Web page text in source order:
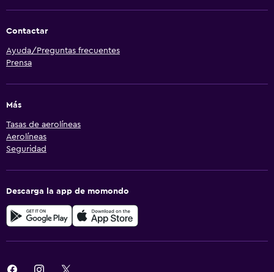
Contactar
Ayuda/Preguntas frecuentes
Prensa
Más
Tasas de aerolíneas
Aerolíneas
Seguridad
Descarga la app de momondo